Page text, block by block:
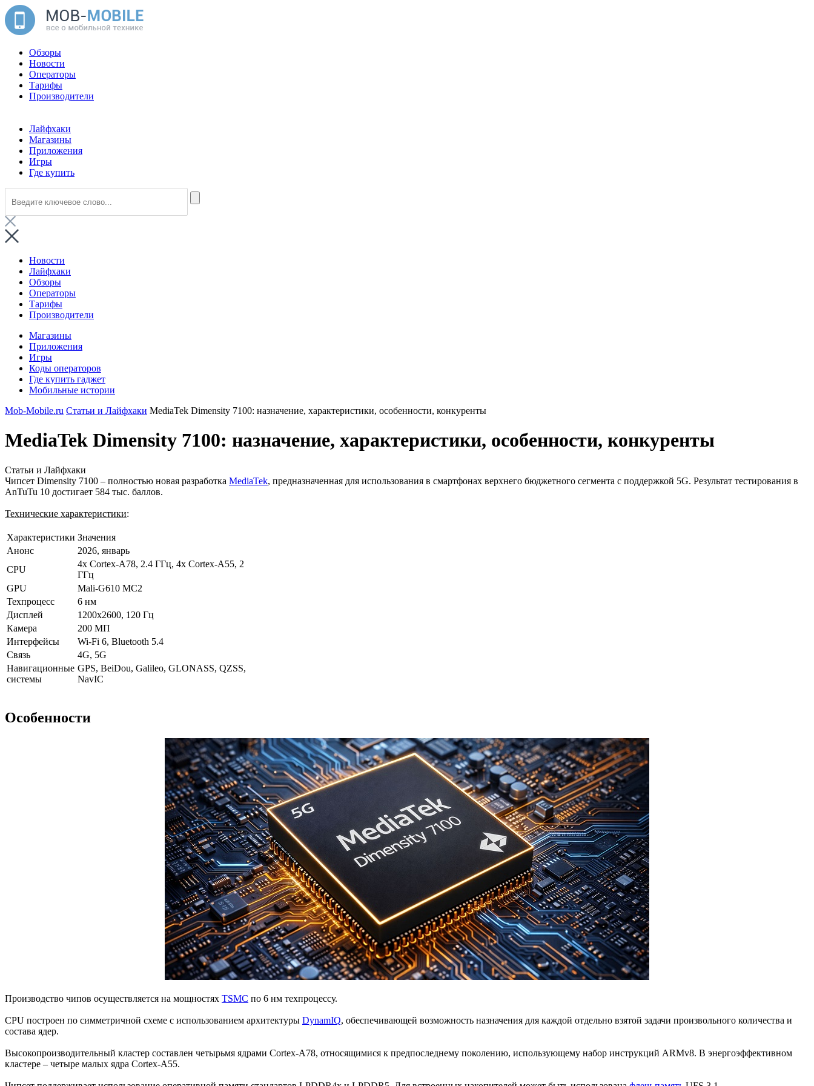
Обзоры
Новости
Операторы
Тарифы
Производители
Лайфхаки
Магазины
Приложения
Игры
Где купить
Новости
Лайфхаки
Обзоры
Операторы
Тарифы
Производители
Магазины
Приложения
Игры
Коды операторов
Где купить гаджет
Мобильные истории
Mob-Mobile.ru Статьи и Лайфхаки MediaTek Dimensity 7100: назначение, характеристики, особенности, конкуренты
MediaTek Dimensity 7100: назначение, характеристики, особенности, конкуренты
Статьи и Лайфхаки
Чипсет Dimensity 7100 – полностью новая разработка MediaTek, предназначенная для использования в смартфонах верхнего бюджетного сегмента с поддержкой 5G. Результат тестирования в
AnTuTu 10 достигает 584 тыс. баллов.
Технические характеристики:
Характеристики Значения
Анонс
2026, январь
CPU
4x Cortex-A78, 2.4 ГГц, 4x Cortex-A55, 2
ГГц
GPU
Mali-G610 MC2
Техпроцесс
6 нм
Дисплей
1200x2600, 120 Гц
Камера
200 МП
Интерфейсы
Wi-Fi 6, Bluetooth 5.4
Связь
4G, 5G
Навигационные
системы
GPS, BeiDou, Galileo, GLONASS, QZSS,
NavIC
Особенности
Производство чипов осуществляется на мощностях TSMC по 6 нм техпроцессу.
CPU построен по симметричной схеме с использованием архитектуры DynamIQ, обеспечивающей возможность назначения для каждой отдельно взятой задачи произвольного количества и
состава ядер.
Высокопроизводительный кластер составлен четырьмя ядрами Cortex-A78, относящимися к предпоследнему поколению, использующему набор инструкций ARMv8. В энергоэффективном
кластере – четыре малых ядра Cortex-A55.